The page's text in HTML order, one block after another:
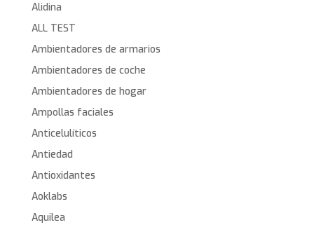
Alidina
ALL TEST
Ambientadores de armarios
Ambientadores de coche
Ambientadores de hogar
Ampollas faciales
Anticelulíticos
Antiedad
Antioxidantes
Aoklabs
Aquilea